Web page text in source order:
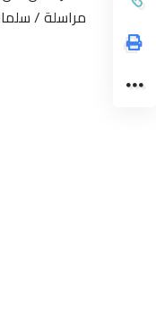
مراسلة /